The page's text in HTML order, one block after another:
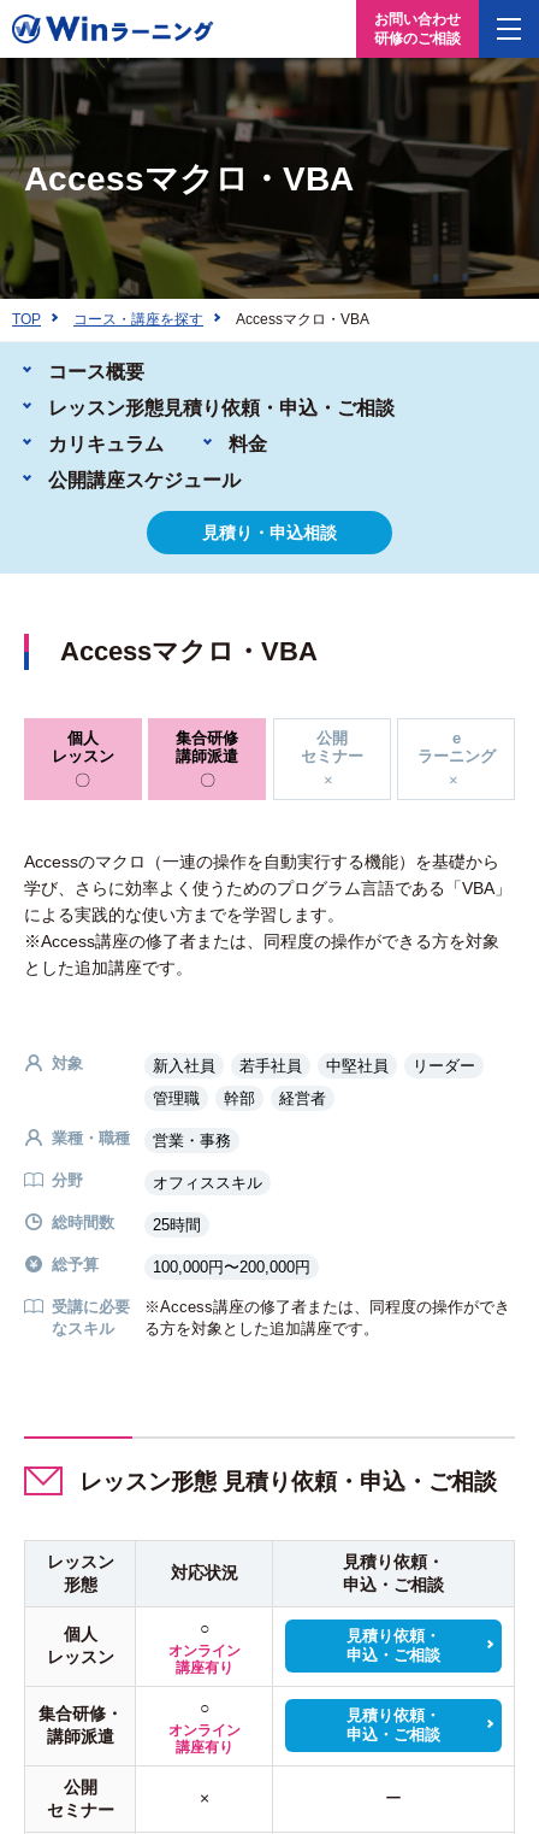
お問い合わせ
研修のご相談
Accessマクロ・VBA
TOP コース・講座を探す Accessマクロ・VBA
コース概要
レッスン形態見積り依頼・申込・ご相談
カリキュラム
料金
公開講座スケジュール
見積り・申込相談
Accessマクロ・VBA
個人
レッスン
集合研修
講師派遣
公開
セミナー
e
ラーニング
Accessのマクロ（一連の操作を自動実行する機能）を基礎から
学び、さらに効率よく使うためのプログラム言語である「VBA」
による実践的な使い方までを学習します。
※Access講座の修了者または、同程度の操作ができる方を対象
とした追加講座です。
対象 新入社員 若手社員 中堅社員
リーダー
管理職
幹部 経営者
業種・職種 営業・事務
分野 オフィススキル
総時間数 25時間
総予算 100,000円〜200,000円
受講に必要
なスキル
※Access講座の修了者または、同程度の操作ができ
る方を対象とした追加講座です。
レッスン形態 見積り依頼・申込・ご相談
レッスン
形態
対応状況
見積り依頼・
申込・ご相談
個人
レッスン
○
オンライン
講座有り
見積り依頼・
申込・ご相談
集合研修・
講師派遣
○
オンライン
講座有り
見積り依頼・
申込・ご相談
公開
セミナー
× ー